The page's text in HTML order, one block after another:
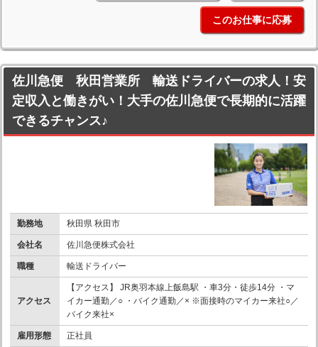
このお仕事に応募
佐川急便 秋田営業所 輸送ドライバーの求人！安
定収入と働きがい！大手の佐川急便で長期的に活躍
できるチャンス♪
勤務地 秋田県 秋田市
会社名 佐川急便株式会社
職種 輸送ドライバー
アクセス
【アクセス】 JR奥羽本線上飯島駅 ・車3分・徒歩14分 ・マ
イカー通勤／○ ・バイク通勤／× ※面接時のマイカー来社○／
バイク来社×
雇用形態 正社員